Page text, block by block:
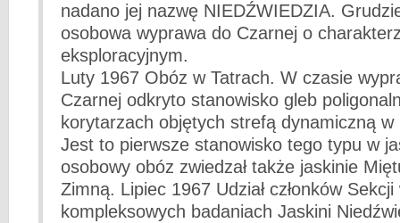
nadano jej nazwę NIEDŹWIEDZIA.
osobowa wyprawa do Czarnej o
eksploracyjnym.
Luty 1967 Obóz w Tatrach. W czasie
Czarnej odkryto stanowisko gleb
korytarzach objętych strefą dynamiczną
Jest to pierwsze stanowisko tego typu w
osobowy obóz zwiedzał także jaskinie
Zimną. Lipiec 1967 Udział członków Sekcji
kompleksowych badaniach Jaskini